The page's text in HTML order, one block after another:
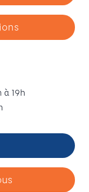
19h